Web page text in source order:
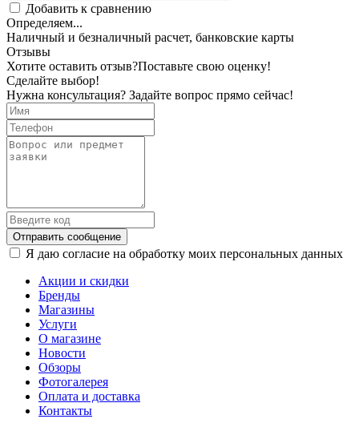
Добавить к сравнению
Определяем...
Наличный и безналичный расчет, банковские карты
Отзывы
Хотите оставить отзыв?Поставьте свою оценку!
Сделайте выбор!
Нужна консультация? Задайте вопрос прямо сейчас!
Отправить сообщение
Я даю согласие на обработку моих персональных данных
Акции и скидки
Бренды
Магазины
Услуги
О магазине
Новости
Обзоры
Фотогалерея
Оплата и доставка
Контакты